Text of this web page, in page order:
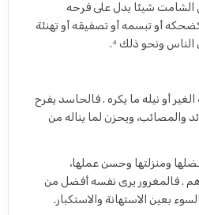
الشامت شيئا يدل على فرحه
أو تبسمه أو تصفيقه أو تهنئة
الناس ونحو ذلك ⁴.
أو نيله ما يكره . فالحاسد يفرح
والمصائب، ويحزن لما يناله من
ومنزلتها وحسن عملها،
. فالمغرور يرى نفسه أفضل من
بعين الاستهانة والاستكبار.